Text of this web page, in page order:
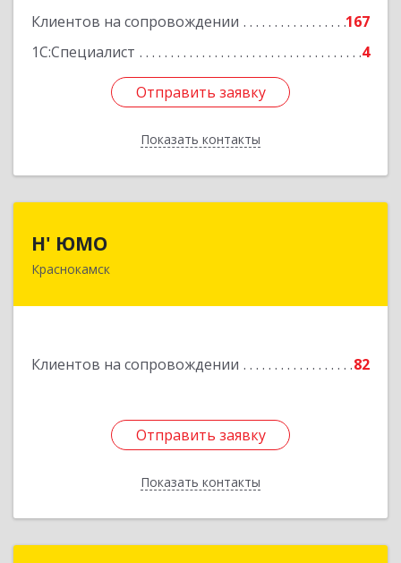
Клиентов на сопровождении
167
1С:Специалист
4
Отправить заявку
Показать контакты
Отправить заявку
Назад
Н' ЮМО
Краснокамск
Клиентов на сопровождении 82
Отправить заявку
Показать контакты
617060, Пермский край, Краснокамский р-н,
Подробнее
Отправить заявку
Назад